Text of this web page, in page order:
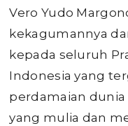
Vero Yudo
kekagumannya
kepada seluruh
Indonesia yang
perdamaian dunia
yang mulia dan